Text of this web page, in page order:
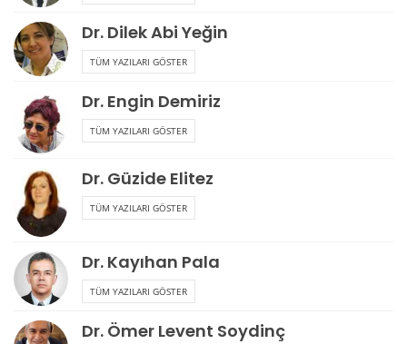
Dr. Dilek Abi Yeğin
TÜM YAZILARI GÖSTER
Dr. Engin Demiriz
TÜM YAZILARI GÖSTER
Dr. Güzide Elitez
TÜM YAZILARI GÖSTER
Dr. Kayıhan Pala
TÜM YAZILARI GÖSTER
Dr. Ömer Levent Soydinç